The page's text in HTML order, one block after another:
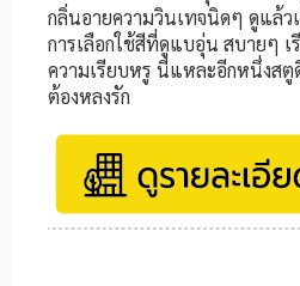
กลิ่นอายความวินเทจนิดๆ ดูแล้ว
การเลือกใช้สีที่ดูแบอุ่น สบายๆ เ
ความเรียบหรู นี่แหละอีกหนึ่งสตู
ต้องหลงรัก